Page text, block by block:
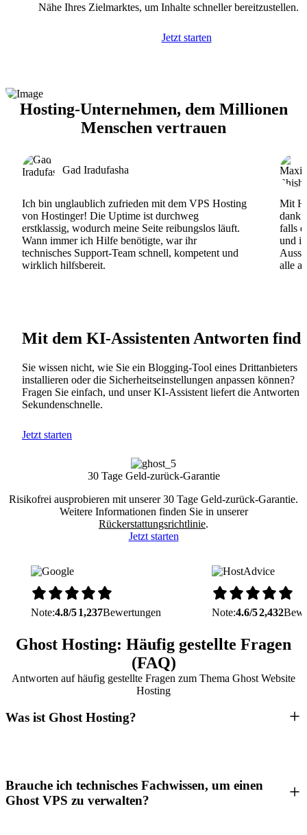
Nähe Ihres Zielmarktes, um Inhalte schneller bereitzustellen.
Jetzt starten
Hosting-Unternehmen, dem Millionen
Menschen vertrauen
Gad Iradufasha
Ich bin unglaublich zufrieden mit dem VPS Hosting
von Hostinger! Die Uptime ist durchweg
erstklassig, wodurch meine Seite reibungslos läuft.
Wann immer ich Hilfe benötigte, war ihr
technisches Support-Team schnell, kompetent und
wirklich hilfsbereit.
Mit
dank
falls
und
alle
Mit dem KI-Assistenten Antworten
Sie wissen nicht, wie Sie ein Blogging-Tool eines Drittanbieters
installieren oder die Sicherheitseinstellungen anpassen können?
Fragen Sie einfach, und unser KI-Assistent liefert die Antworten
Sekundenschnelle.
Jetzt starten
30 Tage Geld-zurück-Garantie
Risikofrei ausprobieren mit unserer 30 Tage Geld-zurück-Garantie.
Weitere Informationen finden Sie in unserer
Rückerstattungsrichtlinie.
Jetzt starten
Note:4.8/51,237Bewertungen Note:4.6/52,432
Ghost Hosting: Häufig gestellte Fragen
(FAQ)
Antworten auf häufig gestellte Fragen zum Thema Ghost Website
Hosting
Was ist Ghost Hosting?
Brauche ich technisches Fachwissen, um einen
Ghost VPS zu verwalten?